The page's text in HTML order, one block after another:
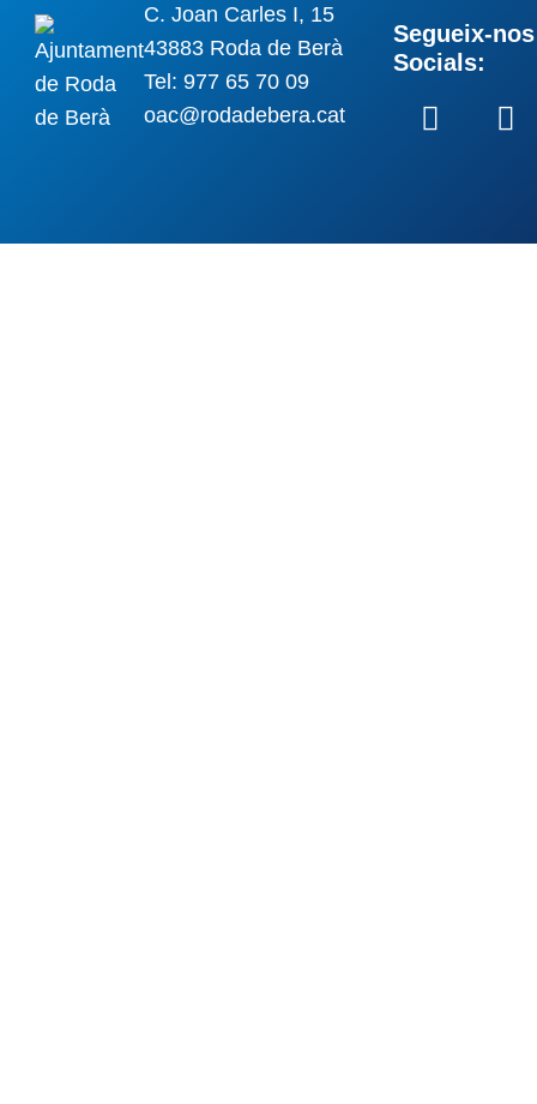
C. Joan Carles I, 15
43883 Roda de Berà
Tel: 977 65 70 09
oac@rodadebera.cat
Segueix-
Socials: